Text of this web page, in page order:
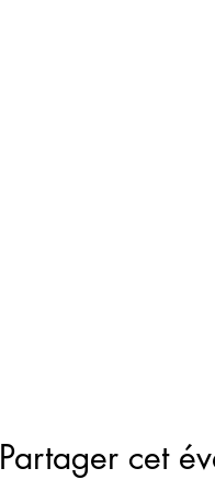
Partager cet